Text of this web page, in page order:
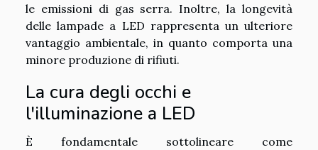
le emissioni di gas serra. Inoltre, la longevità
delle lampade a LED rappresenta un ulteriore
vantaggio ambientale, in quanto comporta una
minore produzione di rifiuti.
La cura degli occhi e
l'illuminazione a LED
È fondamentale sottolineare come